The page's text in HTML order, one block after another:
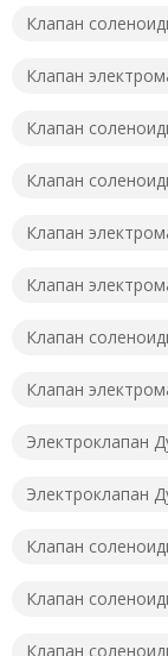
Клапан
Клапан
Клапан
Клапан
Клапан
Клапан
Клапан
Клапан
Электроклапан
Электроклапан
Клапан
Клапан
Клапан